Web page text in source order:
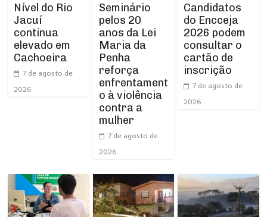
Nível do Rio
Jacuí
continua
elevado em
Cachoeira
7 de agosto de
2026
Seminário
pelos 20
anos da Lei
Maria da
Penha
reforça
enfrentament
o à violência
contra a
mulher
7 de agosto de
2026
Candidatos
do Encceja
2026 podem
consultar o
cartão de
inscrição
7 de agosto de
2026